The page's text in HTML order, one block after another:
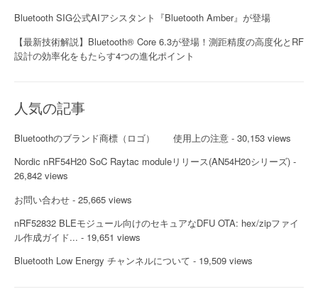
Bluetooth SIG公式AIアシスタント『Bluetooth Amber』が登場
【最新技術解説】Bluetooth® Core 6.3が登場！測距精度の高度化とRF
設計の効率化をもたらす4つの進化ポイント
人気の記事
Bluetoothのブランド商標（ロゴ） 使用上の注意 - 30,153 views
Nordic nRF54H20 SoC Raytac moduleリリース(AN54H20シリーズ) -
26,842 views
お問い合わせ - 25,665 views
nRF52832 BLEモジュール向けのセキュアなDFU OTA: hex/zipファイ
ル作成ガイド... - 19,651 views
Bluetooth Low Energy チャンネルについて - 19,509 views